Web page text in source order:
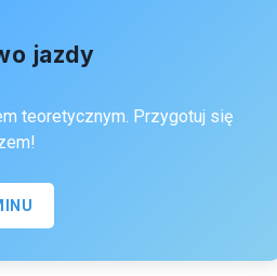
jazdy
teoretycznym. Przygotuj się